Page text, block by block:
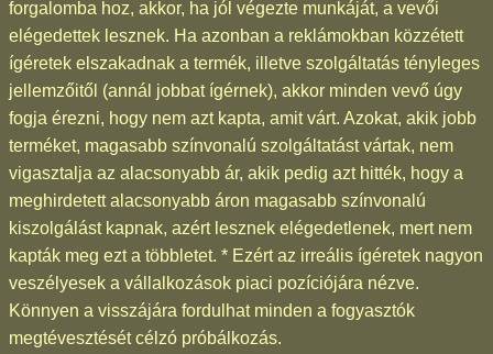
forgalomba hoz, akkor, ha jól végezte munkáját, a vevői
elégedettek lesznek. Ha azonban a reklámokban közzétett
ígéretek elszakadnak a termék, illetve szolgáltatás tényleges
jellemzőitől (annál jobbat ígérnek), akkor minden vevő úgy
fogja érezni, hogy nem azt kapta, amit várt. Azokat, akik jobb
terméket, magasabb színvonalú szolgáltatást vártak, nem
vigasztalja az alacsonyabb ár, akik pedig azt hitték, hogy a
meghirdetett alacsonyabb áron magasabb színvonalú
kiszolgálást kapnak, azért lesznek elégedetlenek, mert nem
kapták meg ezt a többletet. * Ezért az irreális ígéretek nagyon
veszélyesek a vállalkozások piaci pozíciójára nézve.
Könnyen a visszájára fordulhat minden a fogyasztók
megtévesztését célzó próbálkozás.